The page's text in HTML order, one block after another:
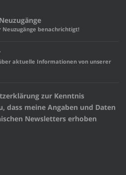
benachrichtigt!
aktuelle Informationen von unserer
zur Kenntnis
dass meine Angaben und Daten
Newsletters erhoben